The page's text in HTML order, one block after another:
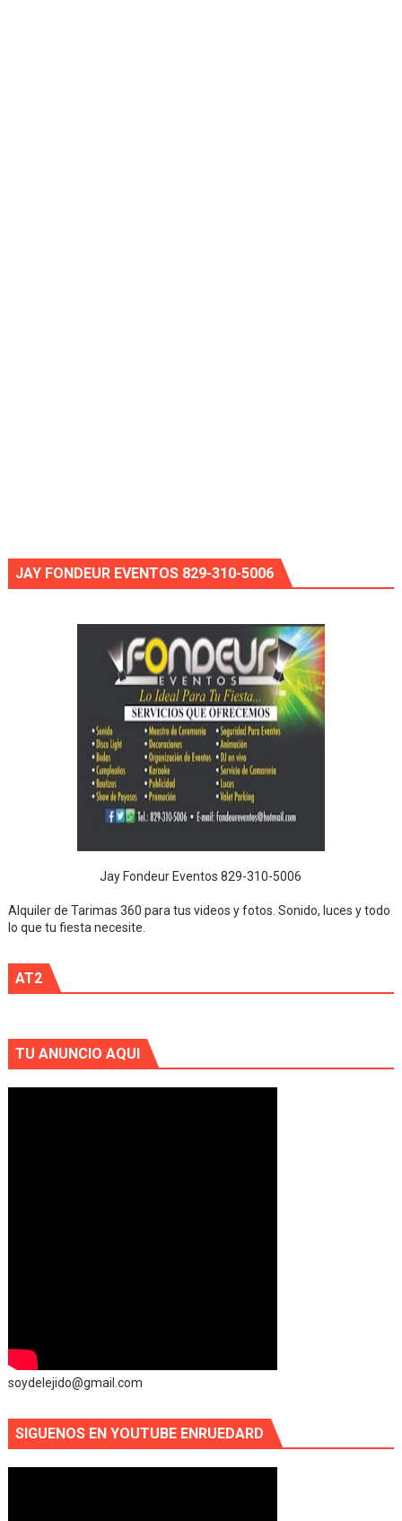
JAY FONDEUR EVENTOS 829-310-5006
Jay Fondeur Eventos 829-310-5006
Alquiler de Tarimas 360 para tus videos y fotos. Sonido, luces y todo
lo que tu fiesta necesite.
AT2
TU ANUNCIO AQUI
soydelejido@gmail.com
SIGUENOS EN YOUTUBE ENRUEDARD